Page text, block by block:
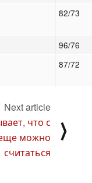
82/73
96/76
87/72
Next article
что с
еще можно
считаться
⟩